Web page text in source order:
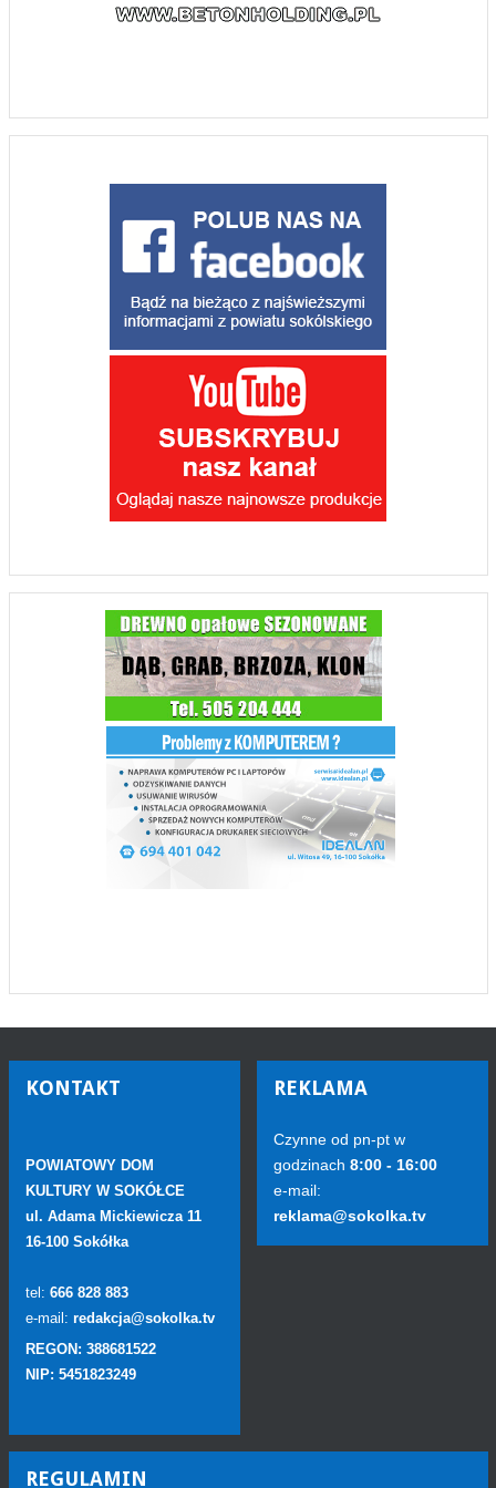
KONTAKT
POWIATOWY DOM
KULTURY W SOKÓŁCE
ul. Adama Mickiewicza 11
16-100 Sokółka
tel: 666 828 883
e-mail: redakcja@sokolka.tv
REGON: 388681522
NIP: 5451823249
REKLAMA
Czynne od pn-pt w
godzinach 8:00 - 16:00
e-mail:
reklama@sokolka.tv
REGULAMIN